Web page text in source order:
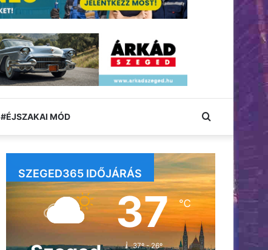
#ÉJSZAKAI MÓD Keresés:
SZEGED365 IDŐJÁRÁS
37℃
37º - 26º